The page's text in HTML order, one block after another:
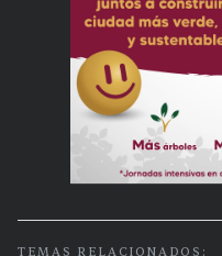
TEMAS RELACIONADOS: